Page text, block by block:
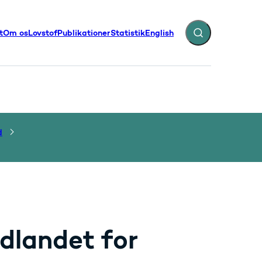
Om osLovstofPublikationerStatistikEnglish Fold søgefelt ud
- Flere links
for